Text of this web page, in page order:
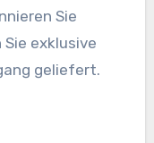
Sie
exklusive
geliefert.